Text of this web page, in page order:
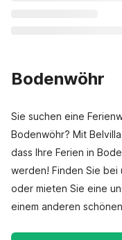
Bodenwöhr
Sie suchen eine
Bodenwöhr? Mit
dass Ihre Ferien in
werden! Finden Sie bei
oder mieten Sie eine
einem anderen